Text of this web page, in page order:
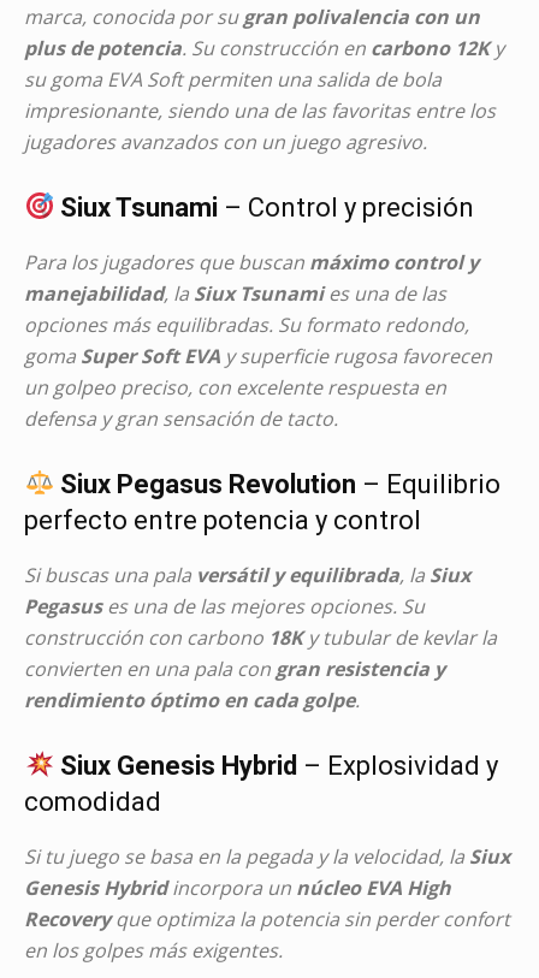
marca, conocida por sugran polivalencia con un
plus de potencia. Su construcción en carbono 12Ky
su goma EVA Soft permiten una salida de bola
impresionante, siendo una de las favoritas entre los
jugadores avanzados con un juego agresivo.
Siux Tsunami – Control y precisión
Para los jugadores que buscan máximo control y
manejabilidad, la Siux Tsunamies una de las
opciones más equilibradas. Su formato redondo,
goma Super Soft EVA y superficie rugosa favorecen
un golpeo preciso, con excelente respuesta en
defensa y gran sensación de tacto.
Siux Pegasus Revolution – Equilibrio
perfecto entre potencia y control
Si buscas una pala versátil y equilibrada, la Siux
Pegasuses una de las mejores opciones. Su
construcción con carbono 18Ky tubular de kevlar la
convierten en una pala con gran resistencia y
rendimiento óptimo en cada golpe.
Siux Genesis Hybrid – Explosividad y
comodidad
Si tu juego se basa en la pegada y la velocidad, la Siux
Genesis Hybridincorpora un núcleo EVA High
Recoveryque optimiza la potencia sin perder confort
en los golpes más exigentes.